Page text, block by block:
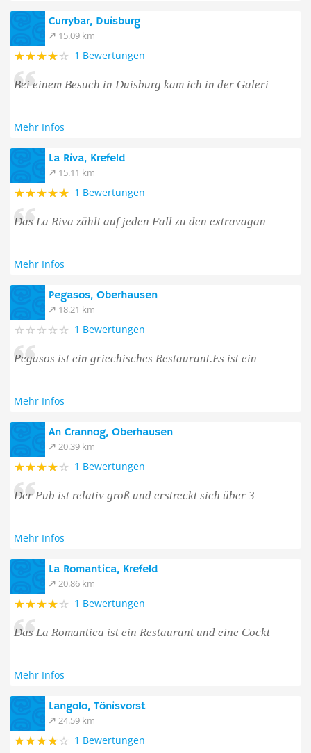
Currybar, Duisburg
15.09 km
1 Bewertungen
Bei einem Besuch in Duisburg kam ich in der Galeri
Mehr Infos
La Riva, Krefeld
15.11 km
1 Bewertungen
Das La Riva zählt auf jeden Fall zu den extravagan
Mehr Infos
Pegasos, Oberhausen
18.21 km
1 Bewertungen
Pegasos ist ein griechisches Restaurant.Es ist ein
Mehr Infos
An Crannog, Oberhausen
20.39 km
1 Bewertungen
Der Pub ist relativ groß und erstreckt sich über 3
Mehr Infos
La Romantica, Krefeld
20.86 km
1 Bewertungen
Das La Romantica ist ein Restaurant und eine Cockt
Mehr Infos
Langolo, Tönisvorst
24.59 km
1 Bewertungen